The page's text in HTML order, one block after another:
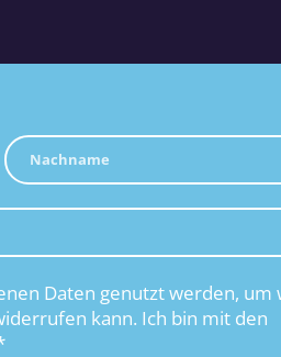
Daten genutzt werden, um
kann. Ich bin mit den